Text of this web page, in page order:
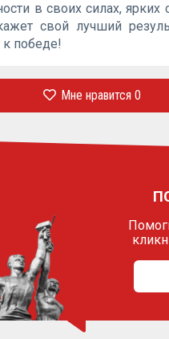
в своих силах,
свой лучший
к победе!
Мне нравится0